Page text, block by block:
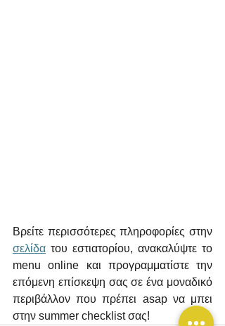
σελίδα του εστιατορίου, ανακαλύψτε το
menu online και προγραμματίστε την
επόμενη επίσκεψη σας σε ένα μοναδικό
περιβάλλον που πρέπει asap να μπει
στην summer checklist σας!